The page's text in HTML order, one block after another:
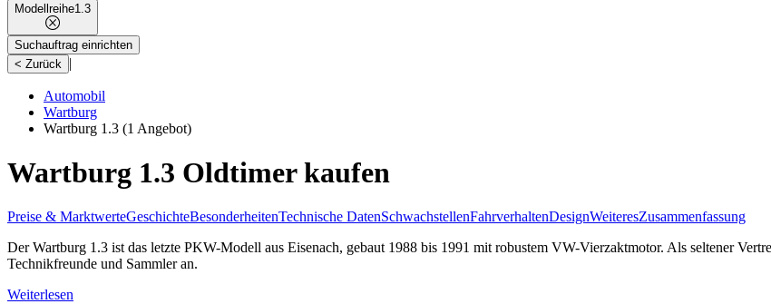
Modellreihe1.3
Suchauftrag einrichten
< Zurück
|
Automobil
Wartburg
Wartburg 1.3 (1 Angebot)
Wartburg 1.3 Oldtimer kaufen
Preise & MarktwerteGeschichteBesonderheitenTechnische DatenSchwachstellenFahrverhaltenDesignWeiteresZusammenfassung
Der Wartburg 1.3 ist das letzte PKW-Modell aus Eisenach, gebaut 1988 bis 1991 mit robustem VW-Vierzaktmotor. Als seltener
Technikfreunde und Sammler an.
Weiterlesen